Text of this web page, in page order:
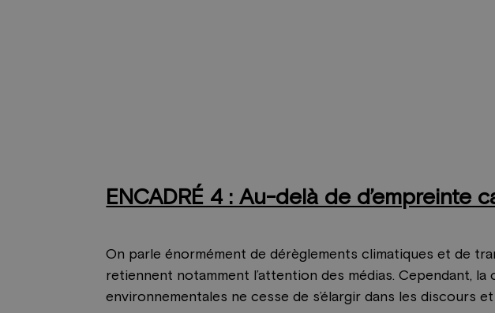
ENCADRÉ 4 : Au-delà de d’empreinte
On parle énormément de dérèglements climatiques et de
retiennent notamment l’attention des médias. Cependant,
environnementales ne cesse de s’élargir dans les discours